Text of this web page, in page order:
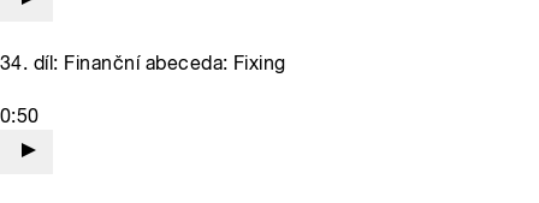
34. díl: Finanční abeceda: Fixing
0:50